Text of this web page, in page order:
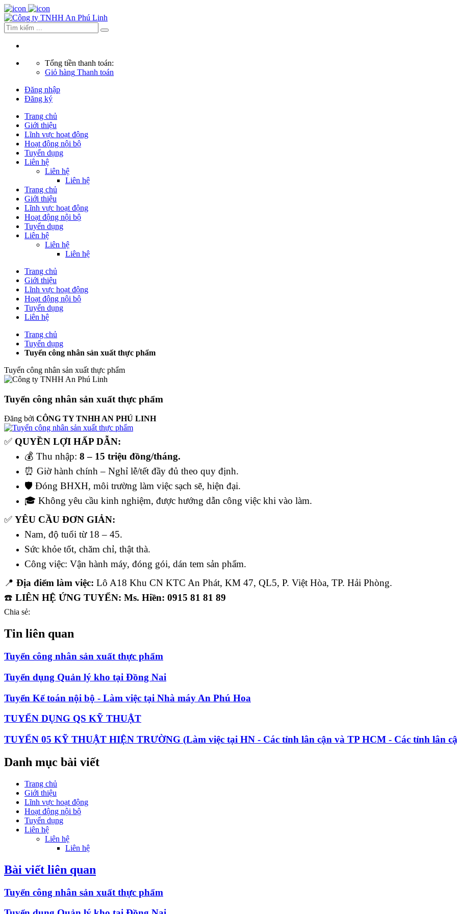
Tổng tiền thanh toán:
Giỏ hàng Thanh toán
Đăng nhập
Đăng ký
Trang chủ
Giới thiệu
Lĩnh vực hoạt động
Hoạt động nội bộ
Tuyển dụng
Liên hệ
Liên hệ
Liên hệ
Trang chủ
Giới thiệu
Lĩnh vực hoạt động
Hoạt động nội bộ
Tuyển dụng
Liên hệ
Liên hệ
Liên hệ
Trang chủ
Giới thiệu
Lĩnh vực hoạt động
Hoạt động nội bộ
Tuyển dụng
Liên hệ
Trang chủ
Tuyển dụng
Tuyển công nhân sản xuất thực phẩm
Tuyển công nhân sản xuất thực phẩm
Tuyển công nhân sản xuất thực phẩm
Đăng bởi CÔNG TY TNHH AN PHÚ LINH
✅ QUYỀN LỢI HẤP DẪN:
💰 Thu nhập: 8 – 15 triệu đồng/tháng.
⏰ Giờ hành chính – Nghỉ lễ/tết đầy đủ theo quy định.
🛡 Đóng BHXH, môi trường làm việc sạch sẽ, hiện đại.
🎓 Không yêu cầu kinh nghiệm, được hướng dẫn công việc khi vào làm.
✅ YÊU CẦU ĐƠN GIẢN:
Nam, độ tuổi từ 18 – 45.
Sức khỏe tốt, chăm chỉ, thật thà.
Công việc: Vận hành máy, đóng gói, dán tem sản phẩm.
📍 Địa điểm làm việc: Lô A18 Khu CN KTC An Phát, KM 47, QL5, P. Việt Hòa, TP. Hải Phòng.
☎️ LIÊN HỆ ỨNG TUYỂN: Ms. Hiền: 0915 81 81 89
Chia sẻ:
Tin liên quan
Tuyển công nhân sản xuất thực phẩm
Tuyển dụng Quản lý kho tại Đồng Nai
Tuyển Kế toán nội bộ - Làm việc tại Nhà máy An Phú Hoa
TUYỂN DỤNG QS KỸ THUẬT
TUYỂN 05 KỸ THUẬT HIỆN TRƯỜNG (Làm việc tại HN - Các tỉnh lân cận và TP HCM - Các tỉnh lân
Danh mục bài viết
Trang chủ
Giới thiệu
Lĩnh vực hoạt động
Hoạt động nội bộ
Tuyển dụng
Liên hệ
Liên hệ
Liên hệ
Bài viết liên quan
Tuyển công nhân sản xuất thực phẩm